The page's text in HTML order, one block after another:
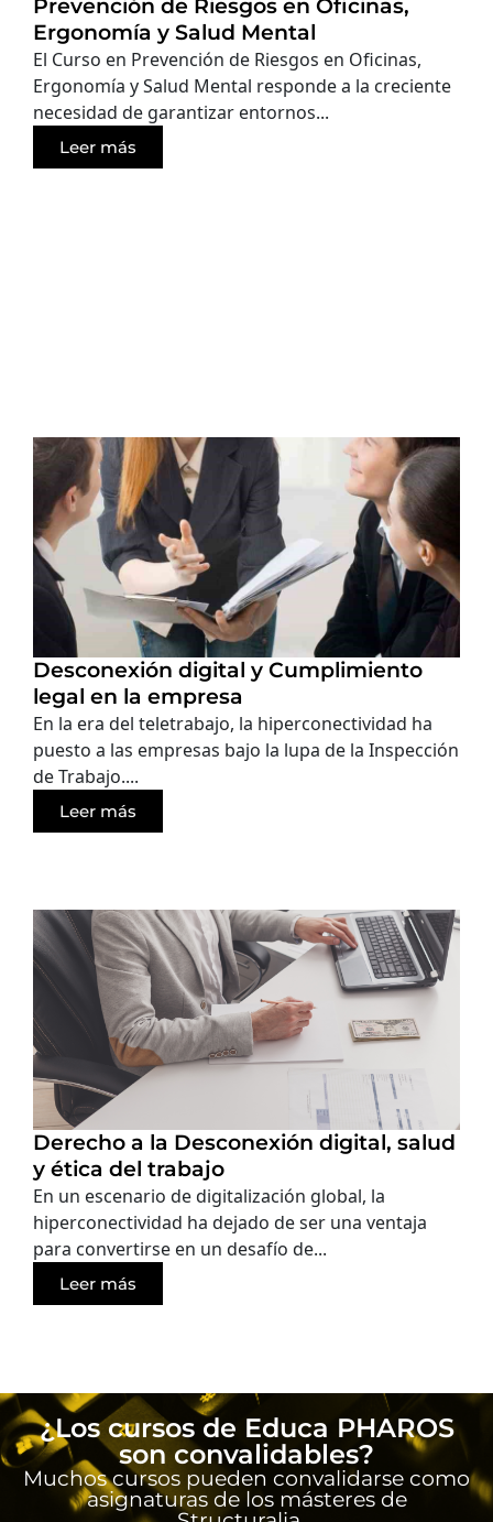
Prevención de Riesgos en Oficinas,
Ergonomía y Salud Mental
El Curso en Prevención de Riesgos en Oficinas,
Ergonomía y Salud Mental responde a la creciente
necesidad de garantizar entornos...
Leer más
Desconexión digital y Cumplimiento
legal en la empresa
En la era del teletrabajo, la hiperconectividad ha
puesto a las empresas bajo la lupa de la Inspección
de Trabajo....
Leer más
Derecho a la Desconexión digital, salud
y ética del trabajo
En un escenario de digitalización global, la
hiperconectividad ha dejado de ser una ventaja
para convertirse en un desafío de...
Leer más
¿Los cursos de Educa PHAROS
son convalidables?
Muchos cursos pueden convalidarse como
asignaturas de los másteres de